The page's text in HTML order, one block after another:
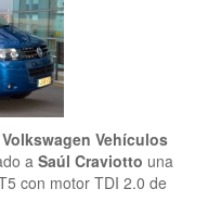
Volkswagen Vehículos
aSaúl Craviotto una
con motor TDI 2.0 de